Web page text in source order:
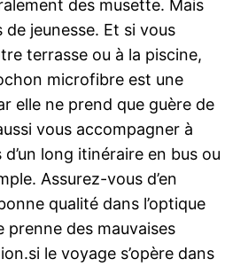
des musette. Mais
de jeunesse. Et si vous
terrasse ou à la piscine,
microfibre est une
elle ne prend que guère de
vous accompagner à
long itinéraire en bus ou
Assurez-vous d’en
qualité dans l’optique
prenne des mauvaises
le voyage s’opère dans